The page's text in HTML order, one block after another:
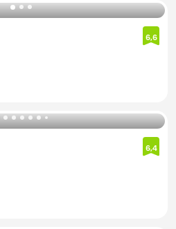
6,6
6,4